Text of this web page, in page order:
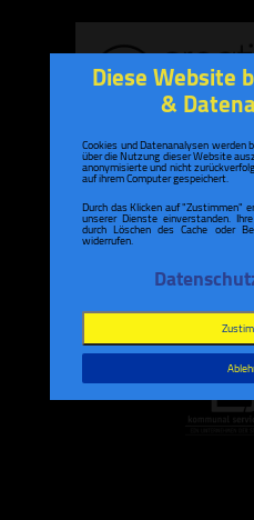
Diese Website
&
Cookies und Datenanalysen
über die Nutzung dieser Website
anonymisierte und nicht
auf ihrem Computer gespeichert.
Durch das Klicken auf "Zustimmen"
unserer Dienste einverstanden.
durch Löschen des Cache oder
widerrufen.